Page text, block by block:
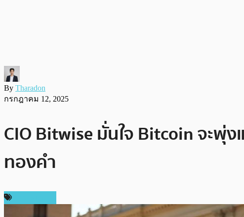
By Tharadon
กรกฎาคม 12, 2025
CIO Bitwise มั่นใจ Bitcoin จะพุ่
ทองคำ